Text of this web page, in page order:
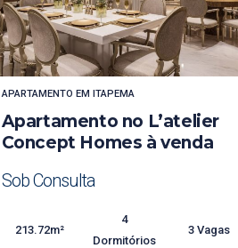
APARTAMENTO EM ITAPEMA
Apartamento no L’atelier
Concept Homes à venda
Sob Consulta
213.72m²
4
Dormitórios
3 Vagas